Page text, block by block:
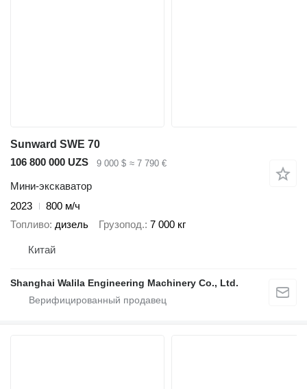
Sunward SWE 70
106 800 000 UZS
9 000 $ ≈ 7 790 €
Мини-экскаватор
2023
800 м/ч
Топливо дизель Грузопод. 7 000 кг
Китай
Shanghai Walila Engineering Machinery Co., Ltd.